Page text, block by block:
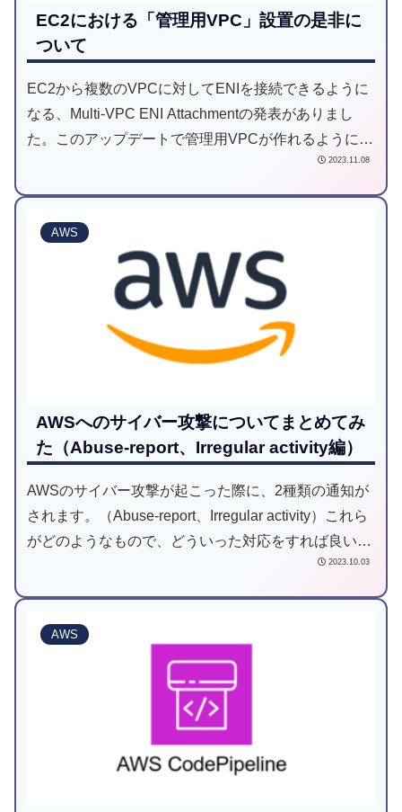
EC2における「管理用VPC」設置の是非に
ついて
EC2から複数のVPCに対してENIを接続できるように
なる、Multi-VPC ENI Attachmentの発表がありまし
た。このアップデートで管理用VPCが作れるようにな
りますが、安易に設置すべきではないと考えていま
2023.11.08
AWS
AWSへのサイバー攻撃についてまとめてみ
た（Abuse-report、Irregular activity編）
AWSのサイバー攻撃が起こった際に、2種類の通知が
されます。（Abuse-report、Irregular activity）これら
がどのようなもので、どういった対応をすれば良いか
2023.10.03
AWS